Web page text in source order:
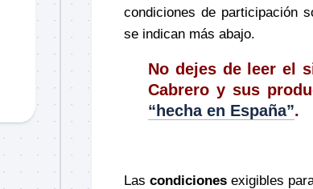
condiciones de participación
se indican más abajo.
No dejes de leer el
Cabrero y sus
“hecha en España”.
Las condiciones exigibles